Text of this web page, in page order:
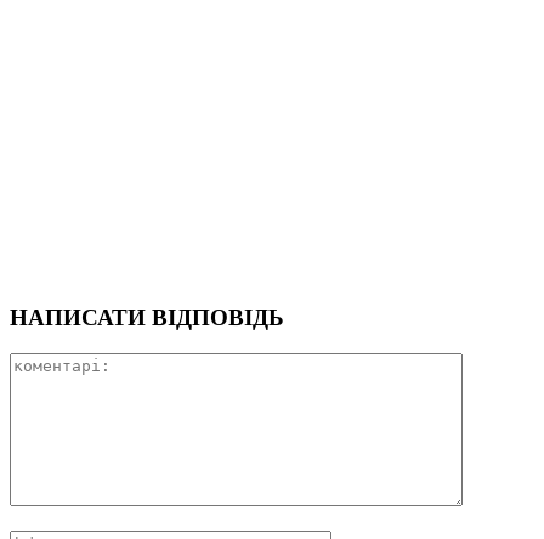
НАПИСАТИ ВІДПОВІДЬ